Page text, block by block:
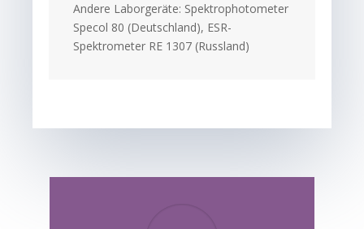
Andere Laborgeräte: Spektrophotometer
Specol 80 (Deutschland), ESR-
Spektrometer RE 1307 (Russland)